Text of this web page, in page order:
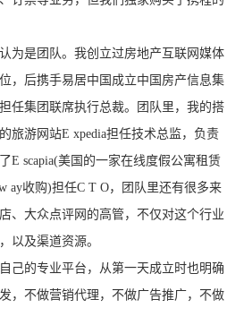
是团队。我创立过房地产互联网媒体
，后携手易居中国成立中国房产信息集
任集团联席执行总裁。团队里，我的搭
旅游网站E xpedia担任技术总监，负责
E scapia(美国的一家在线度假公寓租赁
ay收购)担任C T O，团队里还有很多来
、大众点评网的高管，不仅对这个行业
以及渠道资源。
的专业平台，从第一天成立时也明确
，不做营销代理，不做广告推广，不做